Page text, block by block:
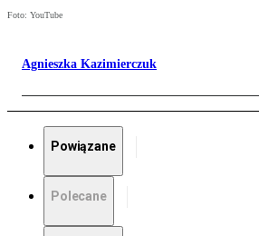
Foto: YouTube
Agnieszka Kazimierczuk
Powiązane
Polecane